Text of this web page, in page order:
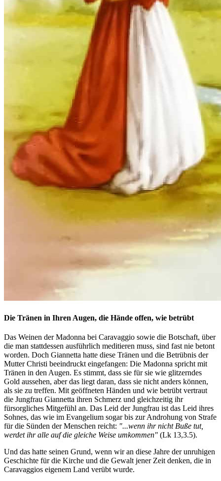
Die Tränen in Ihren Augen, die Hände offen, wie betrübt
Das Weinen der Madonna bei Caravaggio sowie die Botschaft, über
die man stattdessen ausführlich meditieren muss, sind fast nie betont
worden. Doch Giannetta hatte diese Tränen und die Betrübnis der
Mutter Christi beeindruckt eingefangen: Die Madonna spricht mit
Tränen in den Augen. Es stimmt, dass sie für sie wie glitzerndes
Gold aussehen, aber das liegt daran, dass sie nicht anders können,
als sie zu treffen. Mit geöffneten Händen und wie betrübt vertraut
die Jungfrau Giannetta ihren Schmerz und gleichzeitig ihr
fürsorgliches Mitgefühl an. Das Leid der Jungfrau ist das Leid ihres
Sohnes, das wie im Evangelium sogar bis zur Androhung von Strafe
für die Sünden der Menschen reicht: "...wenn ihr nicht Buße tut,
werdet ihr alle auf die gleiche Weise umkommen" (Lk 13,3.5).
Und das hatte seinen Grund, wenn wir an diese Jahre der unruhigen
Geschichte für die Kirche und die Gewalt jener Zeit denken, die in
Caravaggios eigenem Land verübt wurde.